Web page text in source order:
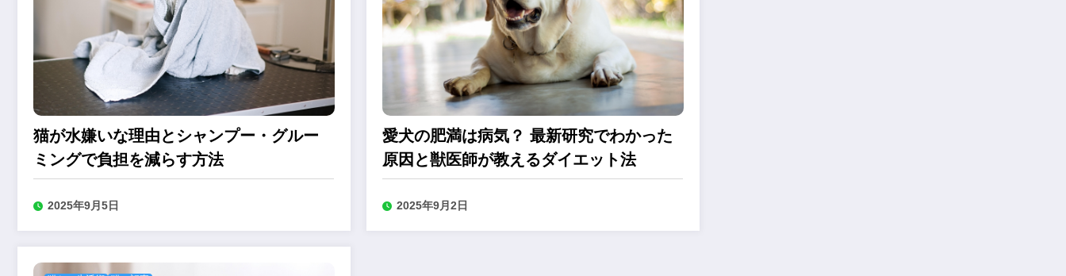
猫が水嫌いな理由とシャンプー・グルー
ミングで負担を減らす方法
2025年9月5日
愛犬の肥満は病気？ 最新研究でわかった
原因と獣医師が教えるダイエット法
2025年9月2日